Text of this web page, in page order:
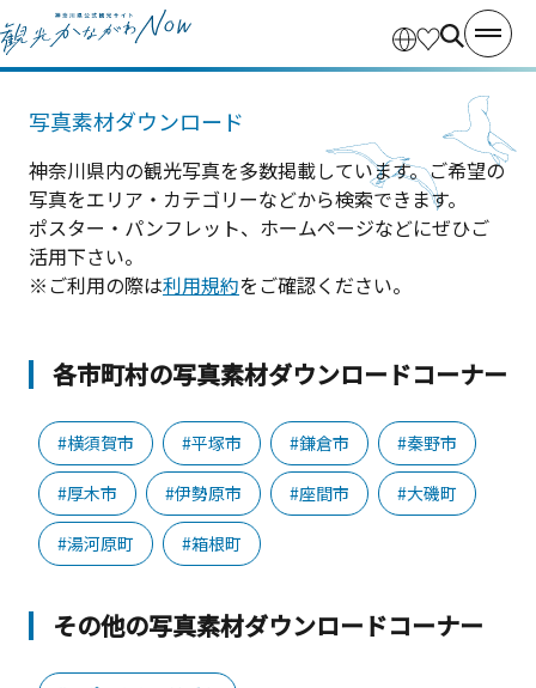
写真素材ダウンロード
神奈川県内の観光写真を多数掲載しています。ご希望の
写真をエリア・カテゴリーなどから検索できます。
ポスター・パンフレット、ホームページなどにぜひご
活用下さい。
※ご利用の際は利用規約をご確認ください。
各市町村の写真素材ダウンロードコーナー
#横須賀市 #平塚市 #鎌倉市 #秦野市
#厚木市 #伊勢原市 #座間市 #大磯町
#湯河原町 #箱根町
その他の写真素材ダウンロードコーナー